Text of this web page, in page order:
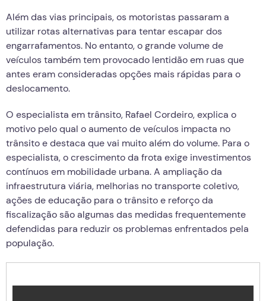
Além das vias principais, os motoristas passaram a
utilizar rotas alternativas para tentar escapar dos
engarrafamentos. No entanto, o grande volume de
veículos também tem provocado lentidão em ruas que
antes eram consideradas opções mais rápidas para o
deslocamento.
O especialista em trânsito, Rafael Cordeiro, explica o
motivo pelo qual o aumento de veículos impacta no
trânsito e destaca que vai muito além do volume. Para o
especialista, o crescimento da frota exige investimentos
contínuos em mobilidade urbana. A ampliação da
infraestrutura viária, melhorias no transporte coletivo,
ações de educação para o trânsito e reforço da
fiscalização são algumas das medidas frequentemente
defendidas para reduzir os problemas enfrentados pela
população.